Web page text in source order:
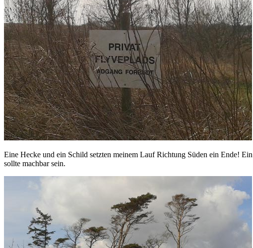
Eine Hecke und ein Schild setzten meinem Lauf Richtung Süden ein Ende!
sollte machbar sein.